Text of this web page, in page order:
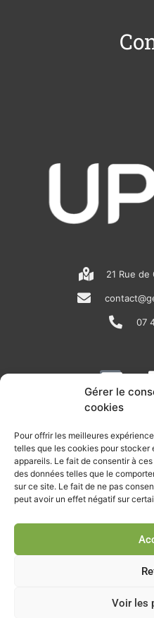
Gérer le
cookies
Pour offrir les meilleures
telles que les cookies pour
appareils. Le fait de consentir à
des données telles que le
sur ce site. Le fait de ne pas
peut avoir un effet négatif sur
Voir les
21 Rue de
07
N
e
w
s
p
a
p
e
Retrouvez tous les mois les
rendez-vous importants de